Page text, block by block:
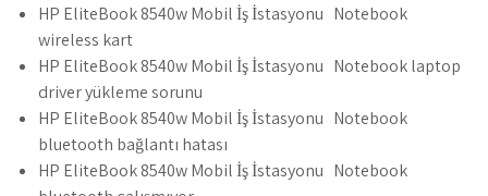
HP EliteBook 8540w Mobil İş İstasyonu Notebook
wireless kart
HP EliteBook 8540w Mobil İş İstasyonu Notebook laptop
driver yükleme sorunu
HP EliteBook 8540w Mobil İş İstasyonu Notebook
bluetooth bağlantı hatası
HP EliteBook 8540w Mobil İş İstasyonu Notebook